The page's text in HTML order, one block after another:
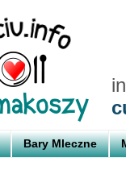
Bary Mleczne